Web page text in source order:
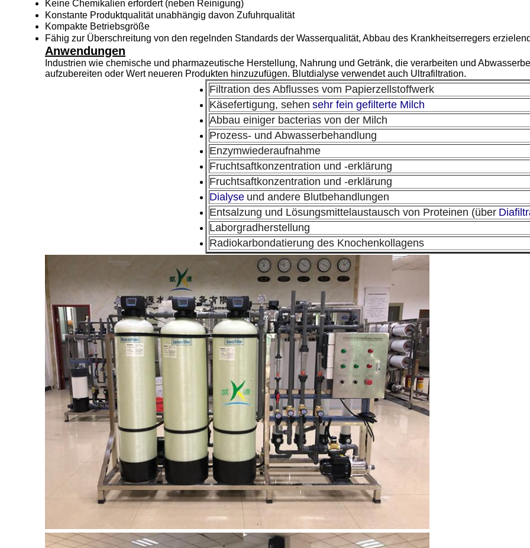
Keine Chemikalien erfordert (neben Reinigung)
Konstante Produktqualität unabhängig davon Zufuhrqualität
Kompakte Betriebsgröße
Fähig zur Überschreitung von den regelnden Standards der Wasserqualität, Abbau des Krankheitserregers
Anwendungen
Industrien wie chemische und pharmazeutische Herstellung, Nahrung und Getränk, die verarbeiten und
aufzubereiten oder Wert neueren Produkten hinzuzufügen. Blutdialyse verwendet auch Ultrafiltration.
Filtration des Abflusses vom Papierzellstoffwerk
Käsefertigung, sehen sehr fein gefilterte Milch
Abbau einiger bacterias von der Milch
Prozess- und Abwasserbehandlung
Enzymwiederaufnahme
Fruchtsaftkonzentration und -erklärung
Fruchtsaftkonzentration und -erklärung
Dialyse und andere Blutbehandlungen
Entsalzung und Lösungsmittelaustausch von Proteinen (über
Laborgradherstellung
Radiokarbondatierung des Knochenkollagens